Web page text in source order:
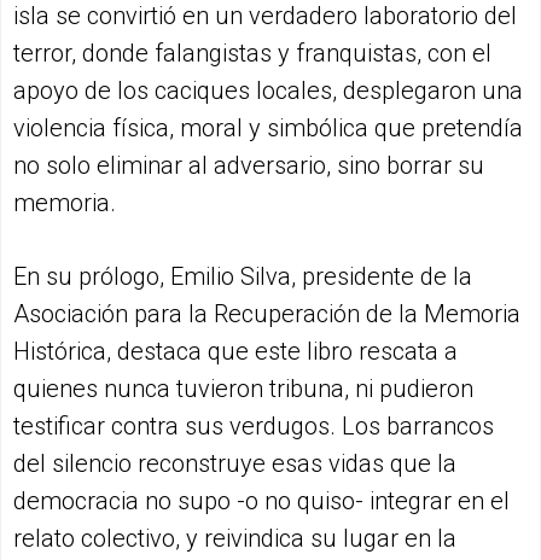
isla se convirtió en un verdadero laboratorio del
terror, donde falangistas y franquistas, con el
apoyo de los caciques locales, desplegaron una
violencia física, moral y simbólica que pretendía
no solo eliminar al adversario, sino borrar su
memoria.
En su prólogo, Emilio Silva, presidente de la
Asociación para la Recuperación de la Memoria
Histórica, destaca que este libro rescata a
quienes nunca tuvieron tribuna, ni pudieron
testificar contra sus verdugos. Los barrancos
del silencio reconstruye esas vidas que la
democracia no supo -o no quiso- integrar en el
relato colectivo, y reivindica su lugar en la